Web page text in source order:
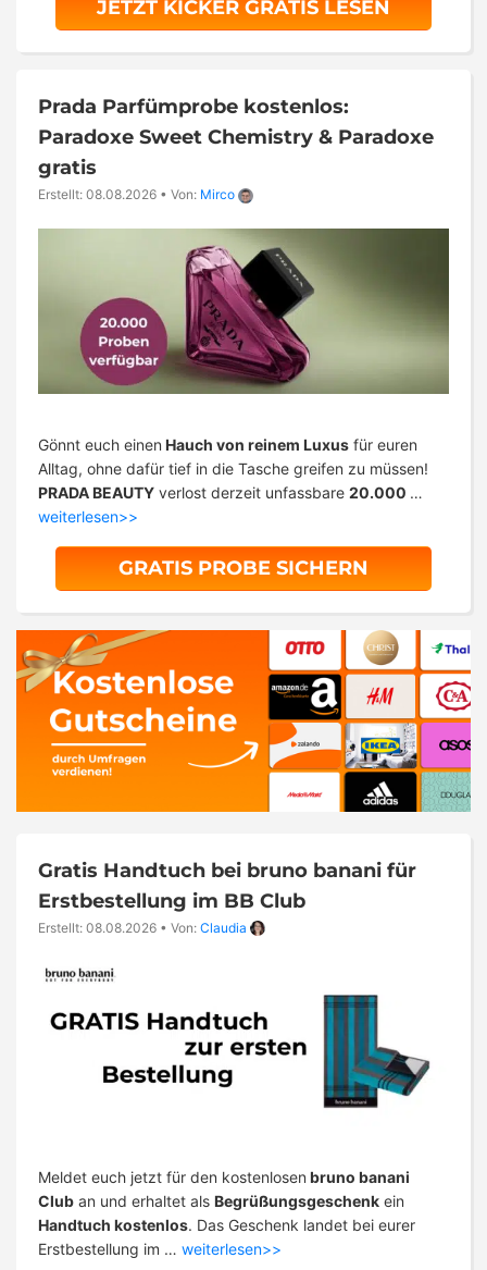
JETZT KICKER GRATIS LESEN
Prada Parfümprobe kostenlos:
Paradoxe Sweet Chemistry & Paradoxe
gratis
Erstellt: 08.08.2026 • Von: Mirco
Gönnt euch einen Hauch von reinem Luxus für euren
Alltag, ohne dafür tief in die Tasche greifen zu müssen!
PRADA BEAUTY verlost derzeit unfassbare 20.000 …
weiterlesen>>
GRATIS PROBE SICHERN
Gratis Handtuch bei bruno banani für
Erstbestellung im BB Club
Erstellt: 08.08.2026 • Von: Claudia
Meldet euch jetzt für den kostenlosen bruno banani
Club an und erhaltet als Begrüßungsgeschenk ein
Handtuch kostenlos. Das Geschenk landet bei eurer
Erstbestellung im … weiterlesen>>